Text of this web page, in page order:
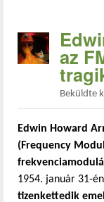
az
Beküldte
Edwin Howard
(Frequency
1954. január 31-én
tizenkettedik